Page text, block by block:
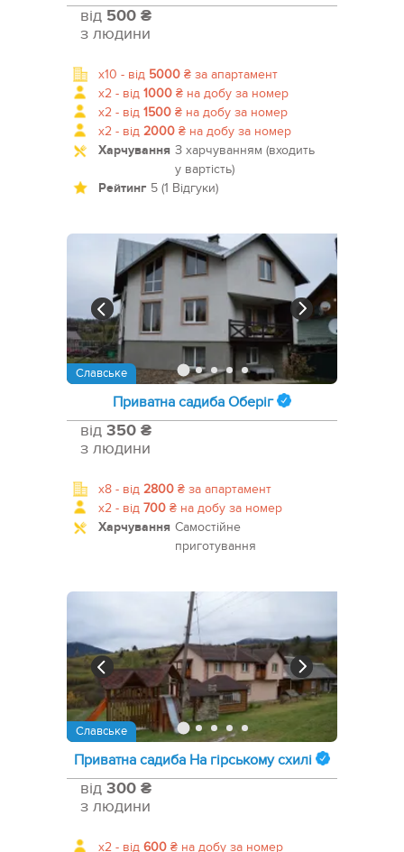
від 500 ₴
з людини
x10 - від 5000 ₴ за апартамент
x2 - від 1000 ₴ на добу за номер
x2 - від 1500 ₴ на добу за номер
x2 - від 2000 ₴ на добу за номер
Харчування З харчуванням (входить
у вартість)
Рейтинг 5 (1 Відгуки)
Славське
Приватна садиба Оберіг
від 350 ₴
з людини
x8 - від 2800 ₴ за апартамент
x2 - від 700 ₴ на добу за номер
Харчування Самостійне
приготування
Славське
Приватна садиба На гірському схилі
від 300 ₴
з людини
x2 - від 600 ₴ на добу за номер